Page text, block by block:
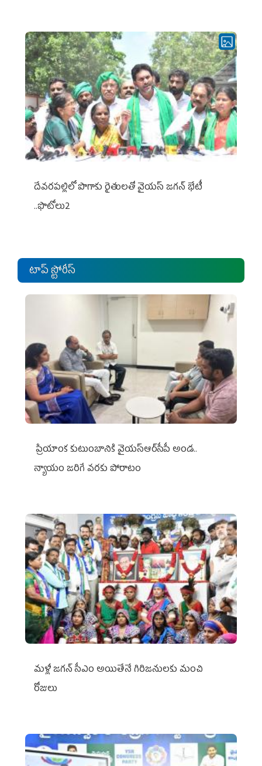
దేవరపల్లిలో పొగాకు రైతులతో వైయస్ జగన్ భేటీ
..ఫొటోలు2
టాప్ స్టోరీస్
ప్రియాంక కుటుంబానికి వైయ‌స్ఆర్‌సీపీ అండ..
న్యాయం జరిగే వరకు పోరాటం
మళ్లీ జగన్ సీఎం అయితేనే గిరిజనులకు మంచి
రోజులు